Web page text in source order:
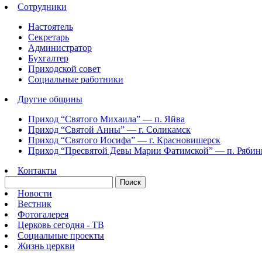
Сотрудники
Настоятель
Секретарь
Администратор
Бухгалтер
Приходской совет
Социальные работники
Другие общины
Приход “Святого Михаила” — п. Яйва
Приход “Святой Анны” — г. Соликамск
Приход “Святого Иосифа” — г. Красновишерск
Приход “Пресвятой Девы Марии Фатимской” — п.
Контакты
Новости
Вестник
Фотогалерея
Церковь сегодня - ТВ
Социальные проекты
Жизнь церкви